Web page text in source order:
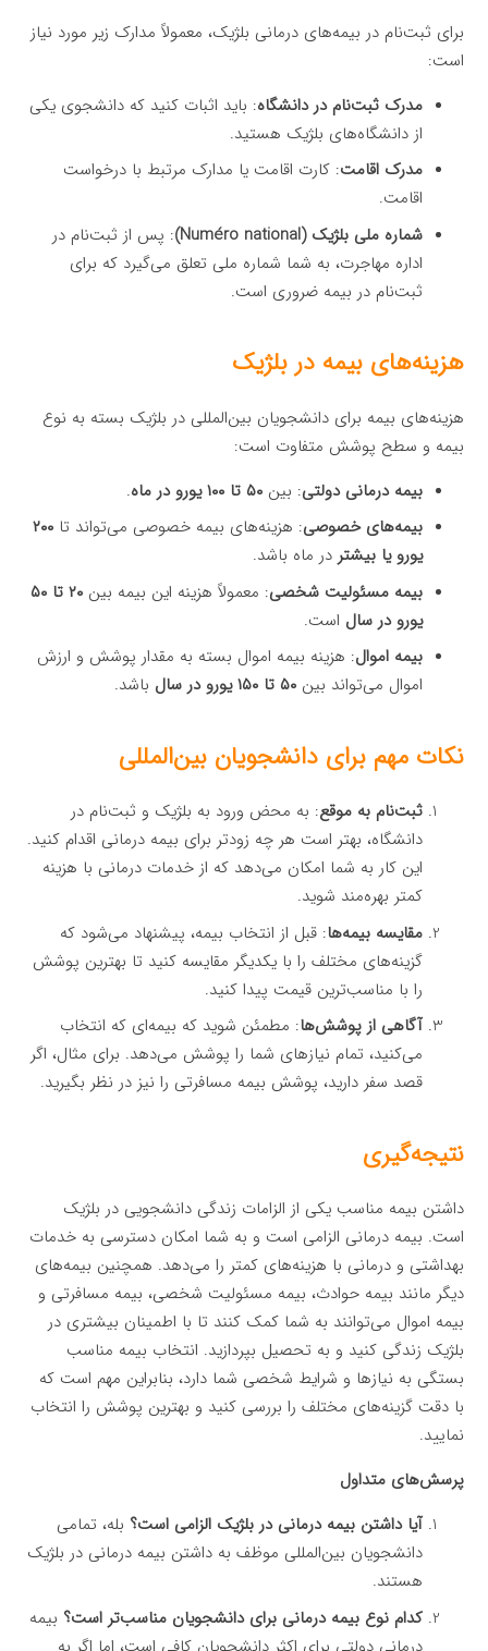
برای ثبت‌نام در بیمه‌های درمانی بلژیک، معمولاً مدارک زیر مورد نیاز
است:
مدرک ثبت‌نام در دانشگاه: باید اثبات کنید که دانشجوی یکی
از دانشگاه‌های بلژیک هستید.
مدرک اقامت: کارت اقامت یا مدارک مرتبط با درخواست
اقامت.
شماره ملی بلژیک (Numéro national)
: پس از ثبت‌نام در
اداره مهاجرت، به شما شماره ملی تعلق می‌گیرد که برای
ثبت‌نام در بیمه ضروری است.
هزینه‌های بیمه در بلژیک
هزینه‌های بیمه برای دانشجویان بین‌المللی در بلژیک بسته به نوع
بیمه و سطح پوشش متفاوت است:
بیمه درمانی دولتی: بین ۵۰ تا ۱۰۰ یورو در ماه
.
بیمه‌های خصوصی: هزینه‌های بیمه خصوصی می‌تواند تا ۲۰۰
یورو یا بیشتر در ماه باشد.
بیمه مسئولیت شخصی: معمولاً هزینه این بیمه بین
۲۰ تا ۵۰
یورو در سال است.
بیمه اموال: هزینه بیمه اموال بسته به مقدار پوشش و ارزش
اموال می‌تواند بین ۵۰ تا ۱۵۰ یورو در سال باشد.
نکات مهم برای دانشجویان بین‌المللی
ثبت‌نام به موقع: به محض ورود به بلژیک و ثبت‌نام در
دانشگاه، بهتر است هر چه زودتر برای بیمه درمانی اقدام کنید.
این کار به شما امکان می‌دهد که از خدمات درمانی با هزینه
کمتر بهره‌مند شوید.
مقایسه بیمه‌ها: قبل از انتخاب بیمه، پیشنهاد می‌شود که
گزینه‌های مختلف را با یکدیگر مقایسه کنید تا بهترین پوشش
را با مناسب‌ترین قیمت پیدا کنید.
آگاهی از پوشش‌ها: مطمئن شوید که بیمه‌ای که انتخاب
می‌کنید، تمام نیازهای شما را پوشش می‌دهد. برای مثال، اگر
قصد سفر دارید، پوشش بیمه مسافرتی را نیز در نظر بگیرید.
نتیجه‌گیری
داشتن بیمه مناسب یکی از الزامات زندگی دانشجویی در بلژیک
است. بیمه درمانی الزامی است و به شما امکان دسترسی به خدمات
بهداشتی و درمانی با هزینه‌های کمتر را می‌دهد. همچنین بیمه‌های
دیگر مانند بیمه حوادث، بیمه مسئولیت شخصی، بیمه مسافرتی و
بیمه اموال می‌توانند به شما کمک کنند تا با اطمینان بیشتری در
بلژیک زندگی کنید و به تحصیل بپردازید. انتخاب بیمه مناسب
بستگی به نیازها و شرایط شخصی شما دارد، بنابراین مهم است که
با دقت گزینه‌های مختلف را بررسی کنید و بهترین پوشش را انتخاب
نمایید.
پرسش‌های متداول
آیا داشتن بیمه درمانی در بلژیک الزامی است؟ بله، تمامی
دانشجویان بین‌المللی موظف به داشتن بیمه درمانی در بلژیک
هستند.
کدام نوع بیمه درمانی برای دانشجویان مناسب‌تر است؟ بیمه